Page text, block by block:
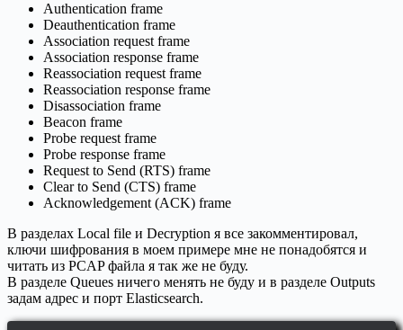
Authentication frame
Deauthentication frame
Association request frame
Association response frame
Reassociation request frame
Reassociation response frame
Disassociation frame
Beacon frame
Probe request frame
Probe response frame
Request to Send (RTS) frame
Clear to Send (CTS) frame
Acknowledgement (ACK) frame
В разделах Local file и Decryption я все закомментировал,
ключи шифрования в моем примере мне не понадобятся и
читать из PCAP файла я так же не буду.
В разделе Queues ничего менять не буду и в разделе Outputs
задам адрес и порт Elasticsearch.